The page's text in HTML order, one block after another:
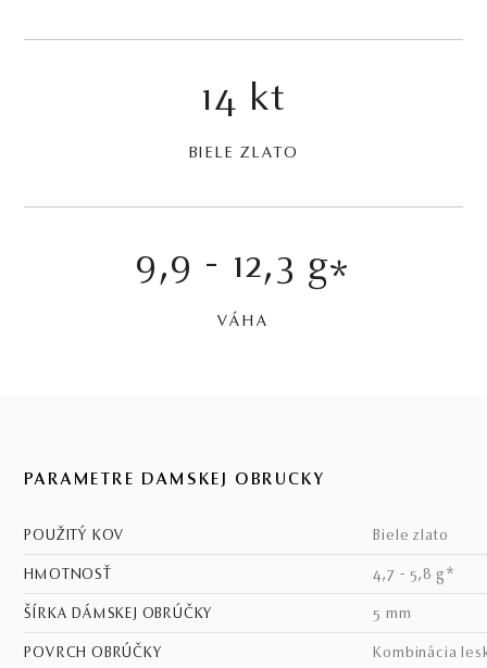
14 kt
BIELE ZLATO
9,9 - 12,3 g*
VÁHA
PARAMETRE DÁMSKEJ OBRÚČKY
POUŽITÝ KOV biele zlato
HMOTNOSŤ 4,7 - 5,8 g*
ŠÍRKA DÁMSKEJ OBRÚČKY 5 mm
POVRCH OBRÚČKY kombinácia